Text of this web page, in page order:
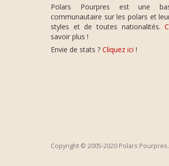
Polars Pourpres est une
communautaire sur les polars et
styles et de toutes nationalités.
savoir plus !
Envie de stats ? Cliquez ici !
Copyright © 2005-2020 Polars